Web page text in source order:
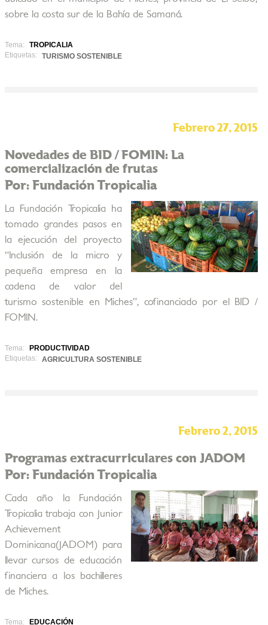
sobre la costa sur de la Bahía de Samaná.
Tema:
TROPICALIA
Etiquetas:
TURISMO SOSTENIBLE
Febrero 27, 2015
Novedades de BID / FOMIN: La
comercialización de frutas
Por: Fundación Tropicalia
La Fundación Tropicalia ha
tomado grandes pasos en
la ejecución del proyecto
“Inclusión de la micro y
pequeña empresa en la
cadena de valor del
turismo sostenible en Miches”, cofinanciado por el BID /
FOMIN.
Tema:
PRODUCTIVIDAD
Etiquetas:
AGRICULTURA SOSTENIBLE
Febrero 2, 2015
Programas extracurriculares con JADOM
Por: Fundación Tropicalia
Cada año la Fundación
Tropicalia trabaja con Junior
Achievement
Dominicana(JADOM) para
llevar cursos de educación
financiera a los bachilleres
de Miches.
Tema:
EDUCACIÓN